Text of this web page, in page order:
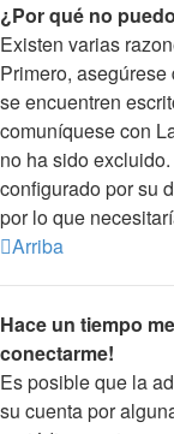
¿Por qué no
Existen varias
Primero,
se encuentren
comuníquese con
no ha sido
configurado por su
por lo que
Arriba
Hace un tiempo
conectarme!
Es posible que la
su cuenta por